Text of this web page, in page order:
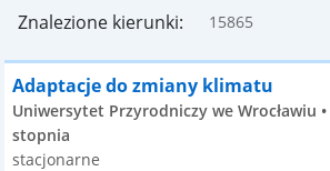
Znalezione kierunki: 15865
Adaptacje do zmiany klimatu
Uniwersytet Przyrodniczy we Wrocławiu •
stopnia
stacjonarne